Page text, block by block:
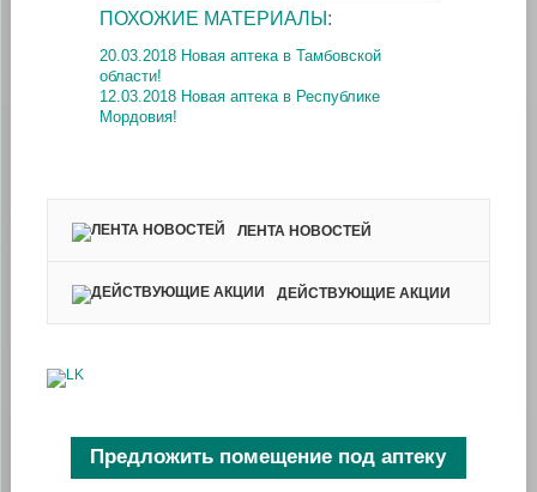
ПОХОЖИЕ МАТЕРИАЛЫ:
20.03.2018 Новая аптека в Тамбовской
области!
12.03.2018 Новая аптека в Республике
Мордовия!
ЛЕНТА НОВОСТЕЙ
ДЕЙСТВУЮЩИЕ АКЦИИ
Предложить помещение под аптеку